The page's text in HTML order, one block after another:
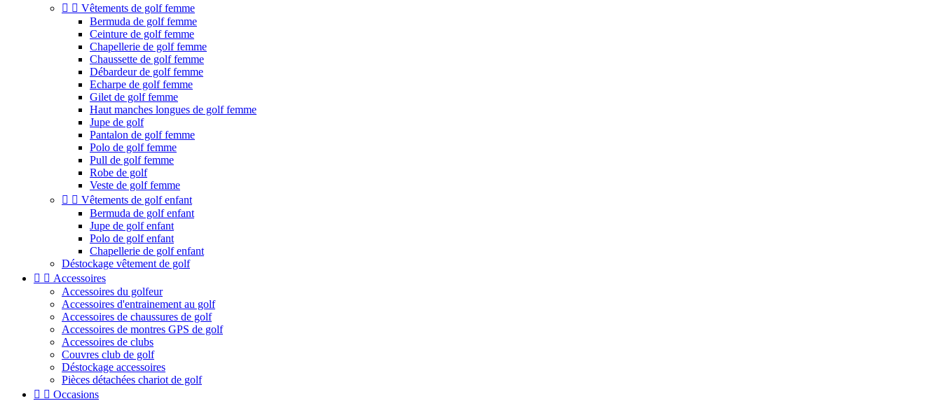
  Vêtements de golf femme
Bermuda de golf femme
Ceinture de golf femme
Chapellerie de golf femme
Chaussette de golf femme
Débardeur de golf femme
Echarpe de golf femme
Gilet de golf femme
Haut manches longues de golf femme
Jupe de golf
Pantalon de golf femme
Polo de golf femme
Pull de golf femme
Robe de golf
Veste de golf femme
  Vêtements de golf enfant
Bermuda de golf enfant
Jupe de golf enfant
Polo de golf enfant
Chapellerie de golf enfant
Déstockage vêtement de golf
  Accessoires
Accessoires du golfeur
Accessoires d'entrainement au golf
Accessoires de chaussures de golf
Accessoires de montres GPS de golf
Accessoires de clubs
Couvres club de golf
Déstockage accessoires
Pièces détachées chariot de golf
  Occasions